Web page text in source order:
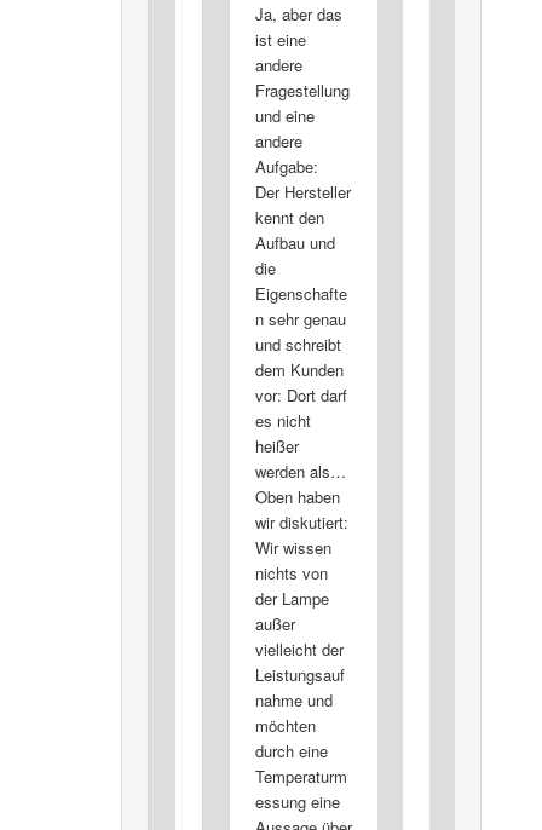
Ja, aber das
ist eine
andere
Fragestellung
und eine
andere
Aufgabe:
Der Hersteller
kennt den
Aufbau und
die
Eigenschafte
n sehr genau
und schreibt
dem Kunden
vor: Dort darf
es nicht
heißer
werden als…
Oben haben
wir diskutiert:
Wir wissen
nichts von
der Lampe
außer
vielleicht der
Leistungsauf
nahme und
möchten
durch eine
Temperaturm
essung eine